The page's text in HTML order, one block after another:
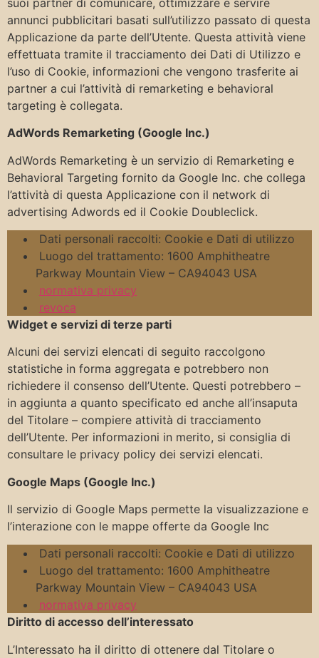
annunci pubblicitari basati sull’utilizzo passato di questa
Applicazione da parte dell’Utente. Questa attività viene
effettuata tramite il tracciamento dei Dati di Utilizzo e
l’uso di Cookie, informazioni che vengono trasferite ai
partner a cui l’attività di remarketing e behavioral
targeting è collegata.
AdWords Remarketing (Google Inc.)
AdWords Remarketing è un servizio di Remarketing e
Behavioral Targeting fornito da Google Inc. che collega
l’attività di questa Applicazione con il network di
advertising Adwords ed il Cookie Doubleclick.
Dati personali raccolti: Cookie e Dati di utilizzo
Luogo del trattamento: 1600 Amphitheatre
Parkway Mountain View – CA94043 USA
normativa privacy
revoca
Widget e servizi di terze parti
Alcuni dei servizi elencati di seguito raccolgono
statistiche in forma aggregata e potrebbero non
richiedere il consenso dell’Utente. Questi potrebbero –
in aggiunta a quanto specificato ed anche all’insaputa
del Titolare – compiere attività di tracciamento
dell’Utente. Per informazioni in merito, si consiglia di
consultare le privacy policy dei servizi elencati.
Google Maps (Google Inc.)
Il servizio di Google Maps permette la visualizzazione e
l’interazione con le mappe offerte da Google Inc
Dati personali raccolti: Cookie e Dati di utilizzo
Luogo del trattamento: 1600 Amphitheatre
Parkway Mountain View – CA94043 USA
normativa privacy
Diritto di accesso dell’interessato
L’Interessato ha il diritto di ottenere dal Titolare o